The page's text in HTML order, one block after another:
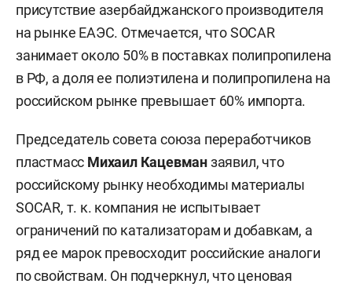
присутствие азербайджанского производителя
на рынке ЕАЭС. Отмечается, что SOCAR
занимает около 50% в поставках полипропилена
в РФ, а доля ее полиэтилена и полипропилена на
российском рынке превышает 60% импорта.
Председатель совета союза переработчиков
пластмасс Михаил Кацевманзаявил, что
российскому рынку необходимы материалы
SOCAR, т. к. компания не испытывает
ограничений по катализаторам и добавкам, а
ряд ее марок превосходит российские аналоги
по свойствам. Он подчеркнул, что ценовая